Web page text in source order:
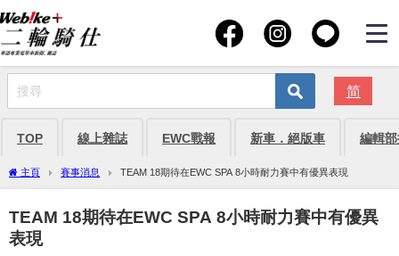
简
TOP 線上雜誌 EWC戰報 新車．絕版車 編輯
主頁 賽事消息 TEAM 18期待在EWC SPA 8小時耐力賽中有優異表現
TEAM 18期待在EWC SPA 8小時耐力賽中有優異
表現